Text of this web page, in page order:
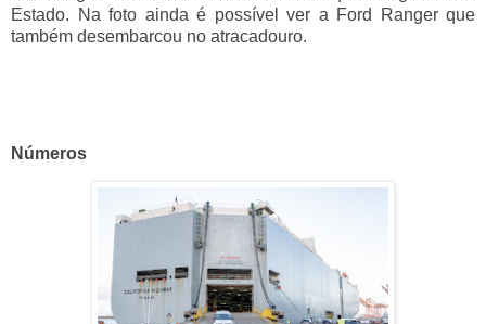
Estado. Na foto ainda é possível ver a Ford Ranger que
também desembarcou no atracadouro.
Números